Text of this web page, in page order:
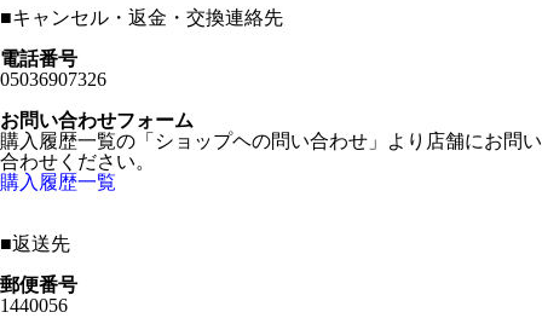
■キャンセル・返金・交換連絡先
電話番号
05036907326
お問い合わせフォーム
購入履歴一覧の「ショップヘの問い合わせ」より店舗にお問い
合わせください。
購入履歴一覧
■返送先
郵便番号
1440056